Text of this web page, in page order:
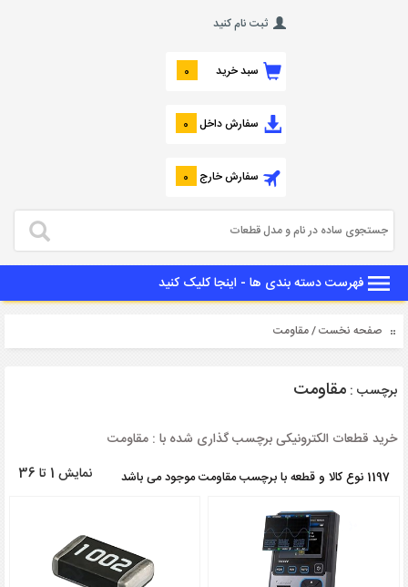
ثبت نام کنید
سبد خرید 0
سفارش داخل 0
سفارش خارج 0
فهرست دسته بندی ها - اینجا کلیک کنید
صفحه نخست/ مقاومت
برچسب : مقاومت
خرید قطعات الکترونیکی برچسب گذاری شده با : مقاومت
1197 نوع کالا و قطعه با برچسب مقاومت موجود می باشد نمایش 1 تا 36